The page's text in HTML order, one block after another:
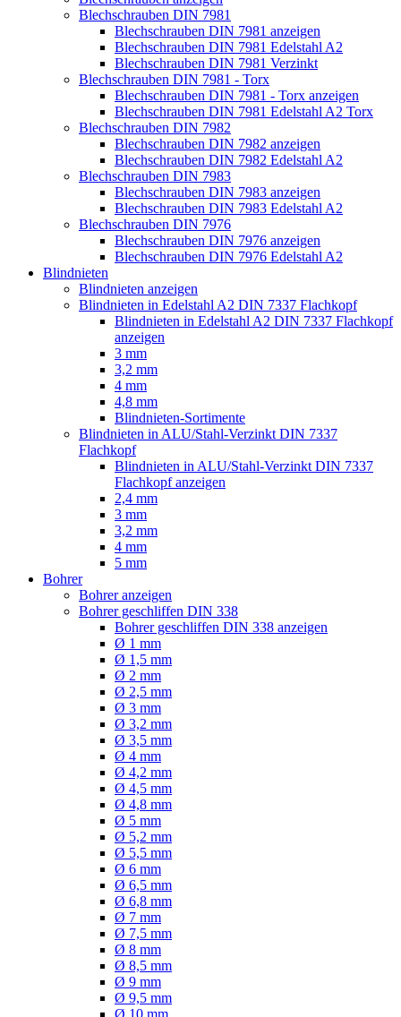
Blechschrauben DIN 7981
Blechschrauben DIN 7981 anzeigen
Blechschrauben DIN 7981 Edelstahl A2
Blechschrauben DIN 7981 Verzinkt
Blechschrauben DIN 7981 - Torx
Blechschrauben DIN 7981 - Torx anzeigen
Blechschrauben DIN 7981 Edelstahl A2 Torx
Blechschrauben DIN 7982
Blechschrauben DIN 7982 anzeigen
Blechschrauben DIN 7982 Edelstahl A2
Blechschrauben DIN 7983
Blechschrauben DIN 7983 anzeigen
Blechschrauben DIN 7983 Edelstahl A2
Blechschrauben DIN 7976
Blechschrauben DIN 7976 anzeigen
Blechschrauben DIN 7976 Edelstahl A2
Blindnieten
Blindnieten anzeigen
Blindnieten in Edelstahl A2 DIN 7337 Flachkopf
Blindnieten in Edelstahl A2 DIN 7337 Flachkopf
anzeigen
3 mm
3,2 mm
4 mm
4,8 mm
Blindnieten-Sortimente
Blindnieten in ALU/Stahl-Verzinkt DIN 7337
Flachkopf
Blindnieten in ALU/Stahl-Verzinkt DIN 7337
Flachkopf anzeigen
2,4 mm
3 mm
3,2 mm
4 mm
5 mm
Bohrer
Bohrer anzeigen
Bohrer geschliffen DIN 338
Bohrer geschliffen DIN 338 anzeigen
Ø 1 mm
Ø 1,5 mm
Ø 2 mm
Ø 2,5 mm
Ø 3 mm
Ø 3,2 mm
Ø 3,5 mm
Ø 4 mm
Ø 4,2 mm
Ø 4,5 mm
Ø 4,8 mm
Ø 5 mm
Ø 5,2 mm
Ø 5,5 mm
Ø 6 mm
Ø 6,5 mm
Ø 6,8 mm
Ø 7 mm
Ø 7,5 mm
Ø 8 mm
Ø 8,5 mm
Ø 9 mm
Ø 9,5 mm
Ø 10 mm